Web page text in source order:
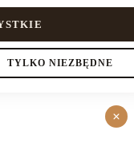
TYLKO NIEZBĘDNE